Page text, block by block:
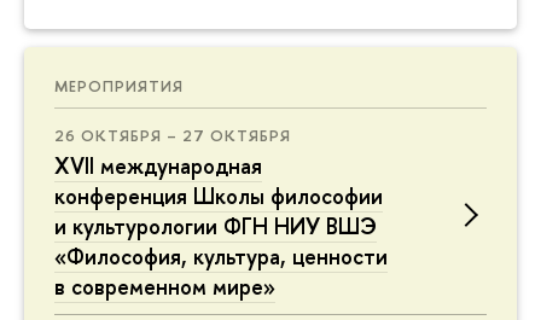
МЕРОПРИЯТИЯ
26 ОКТЯБРЯ – 27 ОКТЯБРЯ
XVII международная
конференция Школы философии
и культурологии ФГН НИУ ВШЭ
«Философия, культура, ценности
в современном мире»